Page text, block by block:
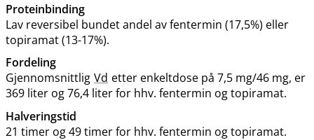
Proteinbinding
Lav reversibel bundet andel av fentermin (17,5%) eller
topiramat (13-17%).
Fordeling
Gjennomsnittlig Vd etter enkeltdose på 7,5 mg/46 mg, er
369 liter og 76,4 liter for hhv. fentermin og topiramat.
Halveringstid
21 timer og 49 timer for hhv. fentermin og topiramat.